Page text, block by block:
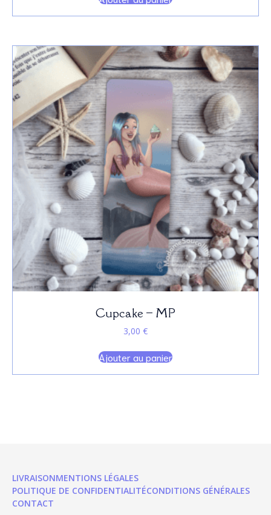
Cupcake – MP
3,00 €
Ajouter au panier
LIVRAISONMENTIONS LÉGALES
POLITIQUE DE CONFIDENTIALITÉCONDITIONS GÉNÉRALES
CONTACT